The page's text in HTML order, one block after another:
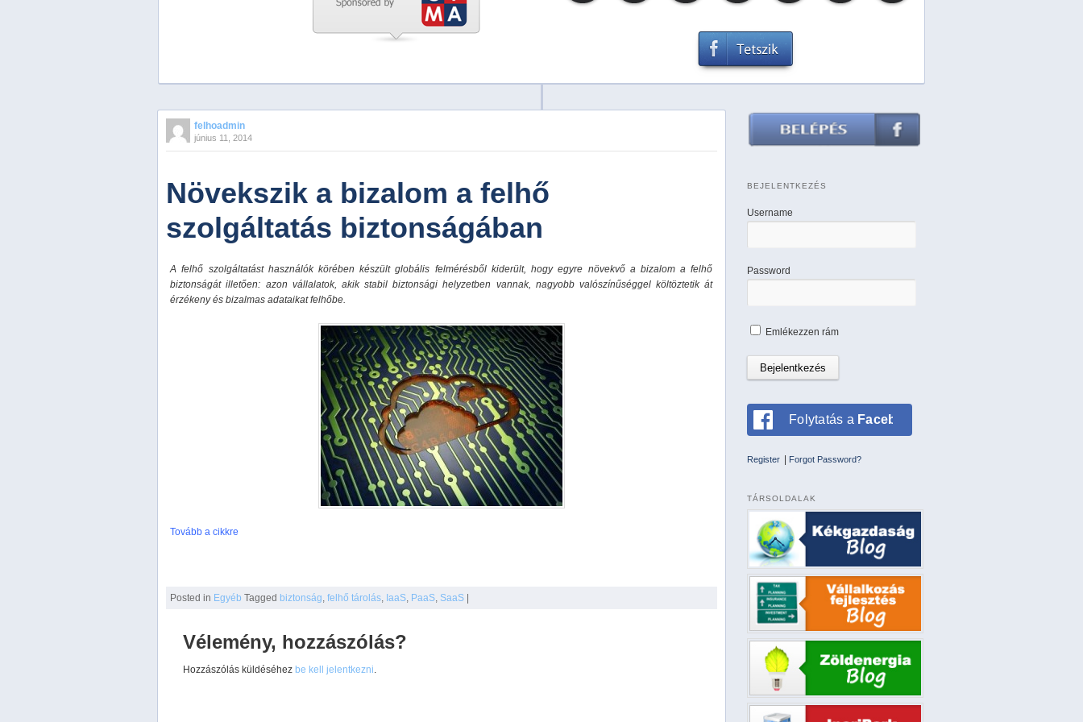
PreviousNextStop
2
5
felhoadmin
június 11, 2014
Növekszik a bizalom a felhő
szolgáltatás biztonságában
A felhő szolgáltatást használók körében készült globális felmérésből kiderült, hogy egyre növekvő a bizalom a felhő
biztonságát illetően: azon vállalatok, akik stabil biztonsági helyzetben vannak, nagyobb valószínűséggel költöztetik át
érzékeny és bizalmas adataikat felhőbe.
Tovább a cikkre
Posted in Egyéb Tagged biztonság felhő tárolás IaaS PaaS SaaS |
Vélemény, hozzászólás?
Hozzászólás küldéséhezbe kell jelentkezni.
BEJELENTKEZÉS
Username
Password
Emlékezzen rám
Folytatás a Facebookkal
Register Forgot Password?
TÁRSOLDALAK